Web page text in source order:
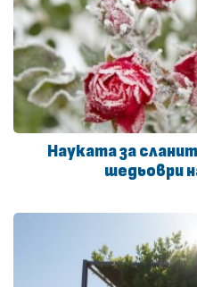
Науката за
шедьоври